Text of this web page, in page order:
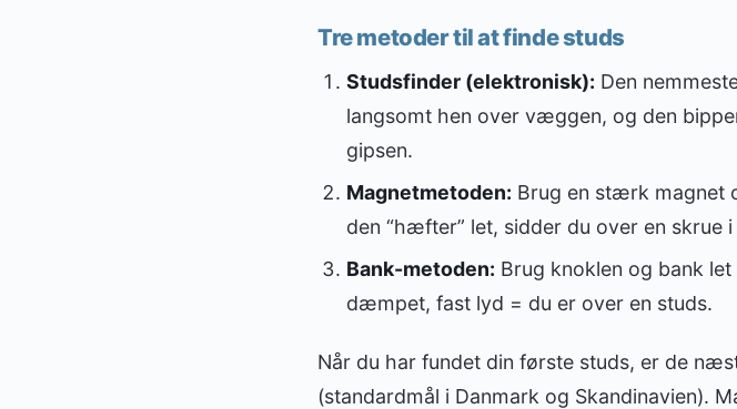
Tre metoder til at finde studs
Studsfinder (elektronisk): Den
langsomt hen over væggen, og den
gipsen.
Magnetmetoden: Brug en stærk magnet
den “hæfter” let, sidder du over en skrue i
Bank-metoden: Brug knoklen og bank
dæmpet, fast lyd = du er over en studs.
Når du har fundet din første studs, er de
(standardmål i Danmark og Skandinavien).